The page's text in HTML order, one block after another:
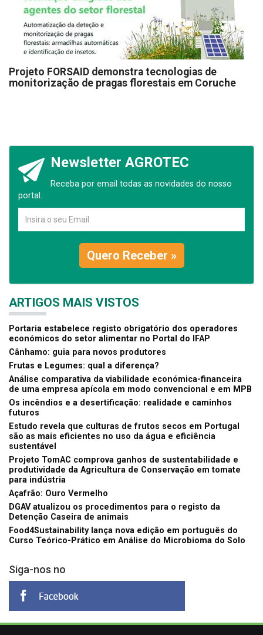
Projeto FORSAID demonstra tecnologias de
monitorização de pragas florestais em Coruche
Newsletter AGROTEC
Receba por email todas as novidades do nosso
portal.
Quero Receber »
ARTIGOS MAIS VISTOS
Portaria estabelece registo obrigatório dos operadores
económicos do setor alimentar no Portal do IFAP
Cânhamo: guia para novos produtores
Frutas e Legumes: qual a diferença?
Análise comparativa da viabilidade económica-financeira
de uma empresa apícola em modo convencional e em MPB
Os incêndios e a desertificação: realidade e caminhos
futuros
Estudo revela que culturas de frutos secos em Portugal
são as mais eficientes no uso da água e eficiência
sustentável
Projeto TomAC comprova ganhos de sustentabilidade e
produtividade da Agricultura de Conservação em tomate
para indústria
Açafrão: Ouro Vermelho
DGAV atualizou os procedimentos para o registo da
Detenção Caseira de animais
Food4Sustainability lança nova edição em português do
Curso Teórico-Prático em Análise do Microbioma do Solo
Siga-nos no